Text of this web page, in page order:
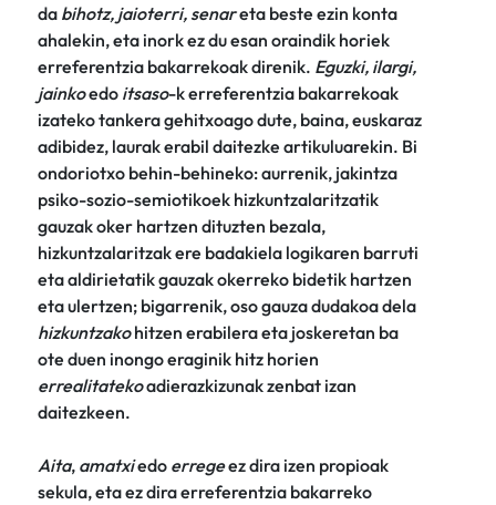
da bihotz, jaioterri, senareta beste ezin konta
ahalekin, eta inork ez du esan oraindik horiek
erreferentzia bakarrekoak direnik. Eguzki, ilargi,
jainkoedo itsaso-k erreferentzia bakarrekoak
izateko tankera gehitxoago dute, baina, euskaraz
adibidez, laurak erabil daitezke artikuluarekin. Bi
ondoriotxo behin-behineko: aurrenik, jakintza
psiko-sozio-semiotikoek hizkuntzalaritzatik
gauzak oker hartzen dituzten bezala,
hizkuntzalaritzak ere badakiela logikaren barruti
eta aldirietatik gauzak okerreko bidetik hartzen
eta ulertzen; bigarrenik, oso gauza dudakoa dela
hizkuntzakohitzen erabilera eta joskeretan ba
ote duen inongo eraginik hitz horien
errealitatekoadierazkizunak zenbat izan
daitezkeen.
Aita, amatxiedo erregeez dira izen propioak
sekula, eta ez dira erreferentzia bakarreko